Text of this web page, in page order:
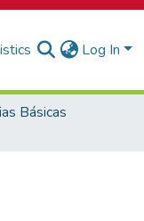
Log In
Básicas